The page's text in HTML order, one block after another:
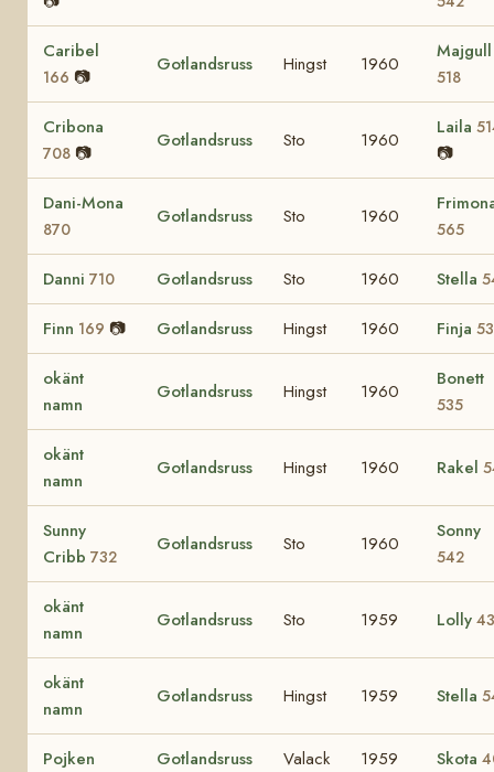
Caribel
166 📷
Gotlandsruss Hingst 1960
Majgull
518
Cribona
708 📷
Gotlandsruss Sto 1960
Laila
📷
Dani-Mona
870
Gotlandsruss Sto 1960
565
Danni 710 Gotlandsruss Sto 1960 Stella
Finn 169 📷 Gotlandsruss Hingst 1960 Finja
okänt
namn
Gotlandsruss Hingst 1960
Bonett
535
okänt
namn
Gotlandsruss Hingst 1960 Rakel
Sunny
Cribb 732
Gotlandsruss Sto 1960
Sonny
542
okänt
namn
Gotlandsruss Sto 1959 Lolly
okänt
namn
Gotlandsruss Hingst 1959 Stella
Pojken Gotlandsruss Valack 1959 Skota